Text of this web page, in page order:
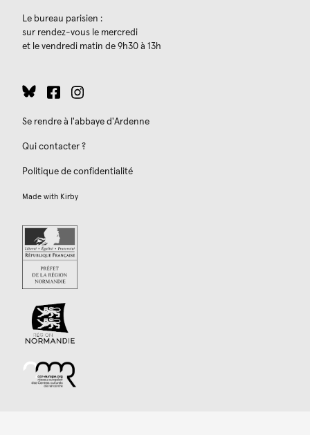
Le bureau parisien :
sur rendez-vous le mercredi
et le vendredi matin de 9h30 à 13h
Se rendre à l'abbaye d'Ardenne
Qui contacter ?
Politique de confidentialité
Made with Kirby